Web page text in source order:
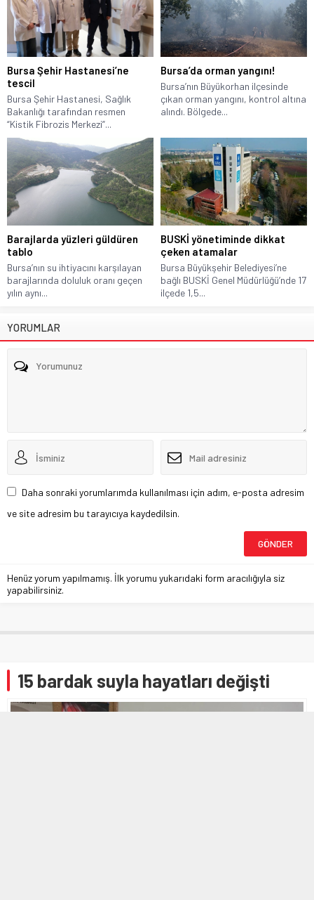
Bursa Şehir Hastanesi’ne
tescil
Bursa Şehir Hastanesi, Sağlık
Bakanlığı tarafından resmen
“Kistik Fibrozis Merkezi”...
Bursa’da orman yangını!
Bursa’nın Büyükorhan ilçesinde
çıkan orman yangını, kontrol altına
alındı. Bölgede...
Barajlarda yüzleri güldüren
tablo
Bursa’nın su ihtiyacını karşılayan
barajlarında doluluk oranı geçen
yılın aynı...
BUSKİ yönetiminde dikkat
çeken atamalar
Bursa Büyükşehir Belediyesi’ne
bağlı BUSKİ Genel Müdürlüğü’nde 17
ilçede 1,5...
YORUMLAR
Daha sonraki yorumlarımda kullanılması için adım, e-posta adresim
ve site adresim bu tarayıcıya kaydedilsin.
Henüz yorum yapılmamış. İlk yorumu yukarıdaki form aracılığıyla siz
yapabilirsiniz.
15 bardak suyla hayatları değişti